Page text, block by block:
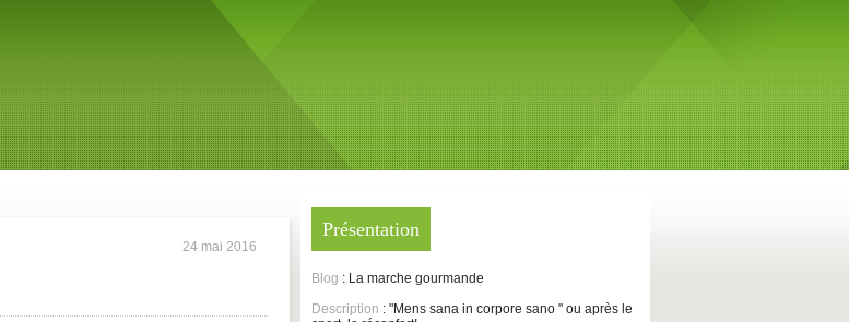
24 mai 2016
Présentation
Blog : La marche gourmande
Description : "Mens sana in corpore sano " ou après le